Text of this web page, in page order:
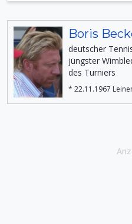
Boris
deutscher
jüngster
des Turniers
* 22.11.1967